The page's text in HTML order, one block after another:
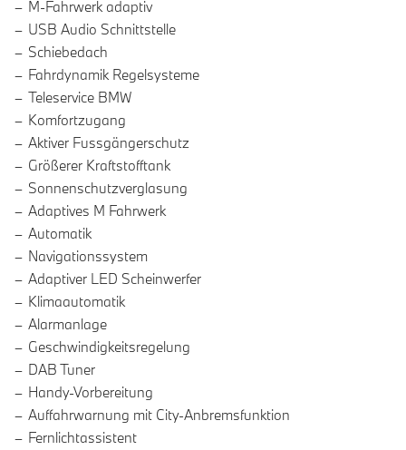
M-Fahrwerk adaptiv
USB Audio Schnittstelle
Schiebedach
Fahrdynamik Regelsysteme
Teleservice BMW
Komfortzugang
Aktiver Fussgängerschutz
Größerer Kraftstofftank
Sonnenschutzverglasung
Adaptives M Fahrwerk
Automatik
Navigationssystem
Adaptiver LED Scheinwerfer
Klimaautomatik
Alarmanlage
Geschwindigkeitsregelung
DAB Tuner
Handy-Vorbereitung
Auffahrwarnung mit City-Anbremsfunktion
Fernlichtassistent